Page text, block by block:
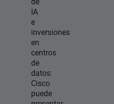
IA
e
inversiones
en
centros
de
datos:
Cisco
puede